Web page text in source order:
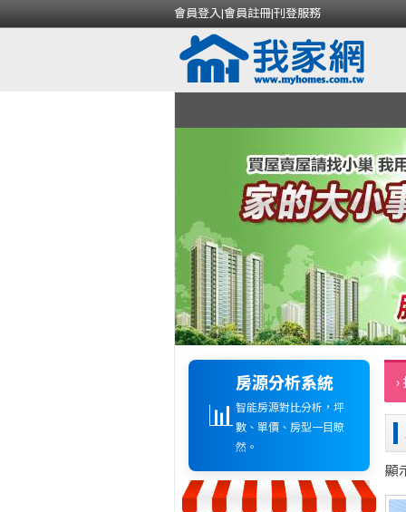
會員登入|會員註冊|刊登服務
📊
房源分析系統
智能房源對比分析，坪
數、單價、房型一目瞭
然。
›
顯